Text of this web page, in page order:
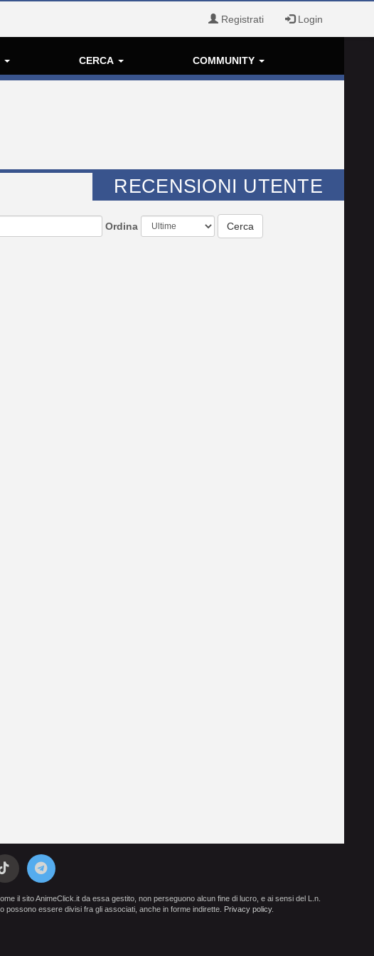
Registrati Login
CERCA COMMUNITY
RECENSIONI UTENTE
Ordina Cerca
il sito AnimeClick.it da essa gestito, non perseguono alcun fine di lucro, e ai sensi del L.n.
possono essere divisi fra gli associati, anche in forme indirette. Privacy policy.